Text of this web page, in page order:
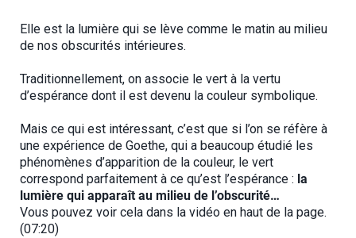
Elle est la lumière qui se lève comme le matin au milieu
de nos obscurités intérieures.
Traditionnellement, on associe le vert à la vertu
d’espérance dont il est devenu la couleur symbolique.
Mais ce qui est intéressant, c’est que si l’on se réfère à
une expérience de Goethe, qui a beaucoup étudié les
phénomènes d’apparition de la couleur, le vert
correspond parfaitement à ce qu’est l’espérance : la
lumière qui apparaît au milieu de l’obscurité…
Vous pouvez voir cela dans la vidéo en haut de la page.
(07:20)